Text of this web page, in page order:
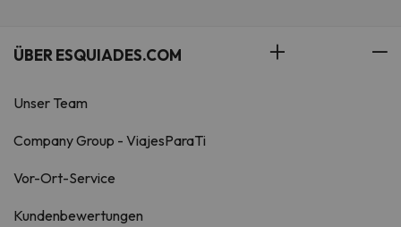
ÜBER ESQUIADES.COM
Unser Team
Company Group - ViajesParaTi
Vor-Ort-Service
Kundenbewertungen